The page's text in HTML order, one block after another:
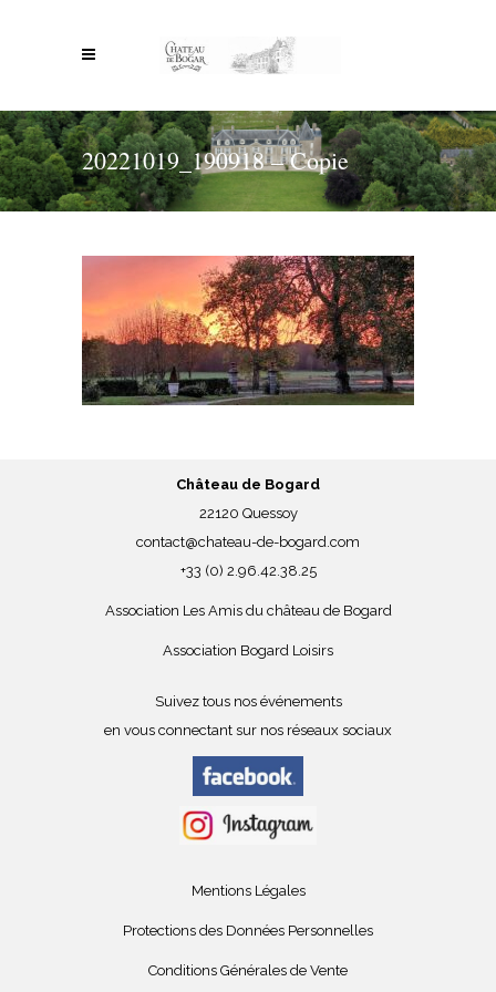
20221019_190918 – Copie
Château de Bogard
22120 Quessoy
contact@chateau-de-bogard.com
+33 (0) 2.96.42.38.25
Association Les Amis du château de Bogard
Association Bogard Loisirs
Suivez tous nos événements
en vous connectant sur nos réseaux sociaux
Mentions Légales
Protections des Données Personnelles
Conditions Générales de Vente